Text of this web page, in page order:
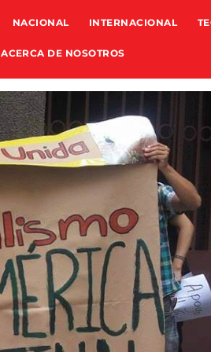
NACIONAL INTERNACIONAL
ACERCA DE NOSOTROS